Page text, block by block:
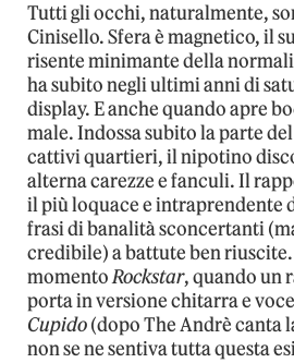
Tutti gli occhi, naturalmente,
Cinisello. Sfera è magnetico, il
risente minimante della
ha subito negli ultimi anni di
display. E anche quando apre
male. Indossa subito la parte
cattivi quartieri, il nipotino
alterna carezze e fanculi. Il
il più loquace e intraprendente
frasi di banalità sconcertanti
credibile) a battute ben riuscite.
momentoRockstar, quando un
porta in versione chitarra e
Cupido(dopo The Andrè canta
non se ne sentiva tutta questa